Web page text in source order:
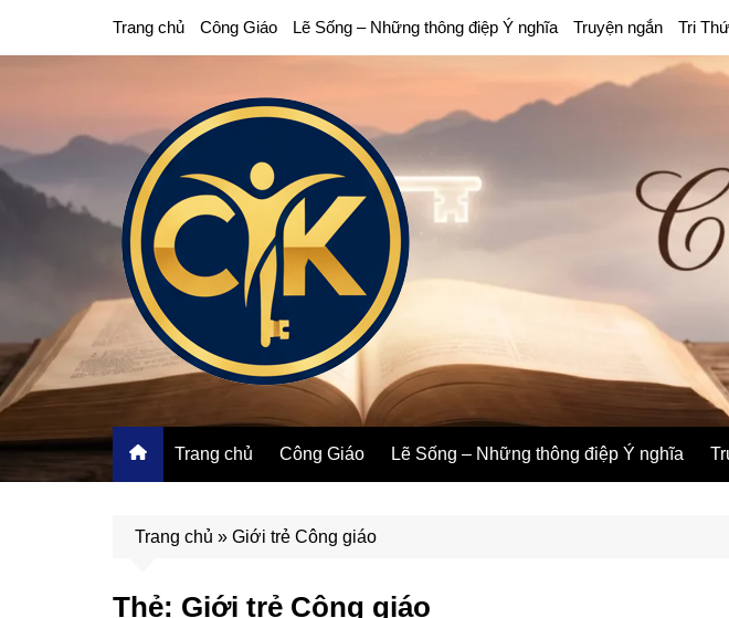
Trang chủ Công Giáo Lẽ Sống – Những thông điệp Ý nghĩa Truyện ngắn Tri
Trang chủ Công Giáo Lẽ Sống – Những thông điệp Ý nghĩa
Trang chủ » Giới trẻ Công giáo
Thẻ: Giới trẻ Công giáo